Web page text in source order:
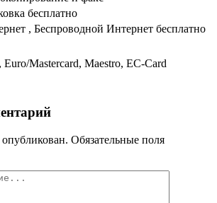
бесплатно
, Беспроводной Интернет бесплатно
Euro/Mastercard, Maestro, EC-Card
Обязательные поля